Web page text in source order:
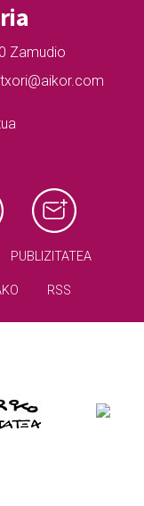
Zamudio
PUBLIZITATEA
RSS